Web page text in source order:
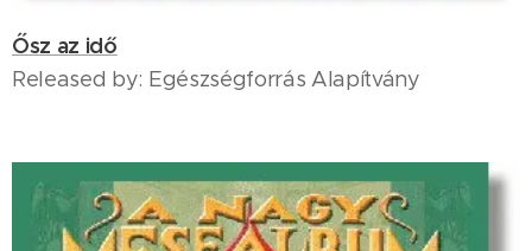
Ősz az idő
Released by: Egészségforrás Alapítvány